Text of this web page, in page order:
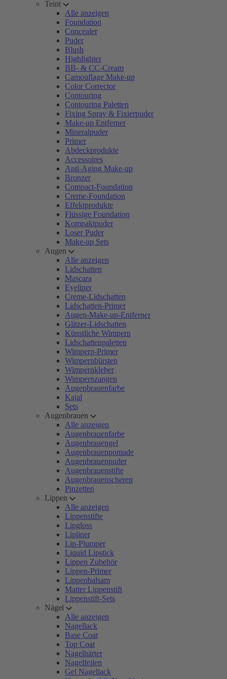
Teint
Alle anzeigen
Foundation
Concealer
Puder
Blush
Highlighter
BB- & CC-Cream
Camouflage Make-up
Color Corrector
Contouring
Contouring Paletten
Fixing Spray & Fixierpuder
Make-up Entferner
Mineralpuder
Primer
Abdeckprodukte
Accessoires
Anti-Aging Make-up
Bronzer
Compact-Foundation
Creme-Foundation
Effektprodukte
Flüssige Foundation
Kompaktpuder
Loser Puder
Make-up Sets
Augen
Alle anzeigen
Lidschatten
Mascara
Eyeliner
Creme-Lidschatten
Lidschatten-Primer
Augen-Make-up-Entferner
Glitzer-Lidschatten
Künstliche Wimpern
Lidschattenpaletten
Wimpern-Primer
Wimpernbürsten
Wimpernkleber
Wimpernzangen
Augenbrauenfarbe
Kajal
Sets
Augenbrauen
Alle anzeigen
Augenbrauenfarbe
Augenbrauengel
Augenbrauenpomade
Augenbrauenpuder
Augenbrauenstifte
Augenbrauenscheren
Pinzetten
Lippen
Alle anzeigen
Lippenstifte
Lipgloss
Lipliner
Lip-Plumper
Liquid Lipstick
Lippen Zubehör
Lippen-Primer
Lippenbalsam
Matter Lippenstift
Lippenstift-Sets
Nägel
Alle anzeigen
Nagellack
Base Coat
Top Coat
Nagelhärter
Nagelfeilen
Gel Nagellack